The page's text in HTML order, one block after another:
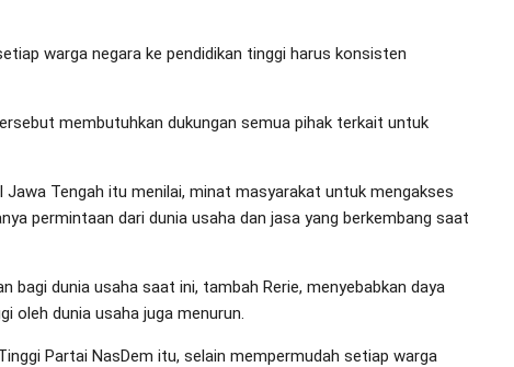
warga negara ke pendidikan tinggi harus konsisten
membutuhkan dukungan semua pihak terkait untuk
Jawa Tengah itu menilai, minat masyarakat untuk mengakses
permintaan dari dunia usaha dan jasa yang berkembang saat
bagi dunia usaha saat ini, tambah Rerie, menyebabkan daya
oleh dunia usaha juga menurun.
Partai NasDem itu, selain mempermudah setiap warga